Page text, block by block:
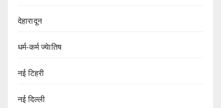
देहारादून
धर्म-कर्म ज्येातिष
नई टिहरी
नई दिल्ली